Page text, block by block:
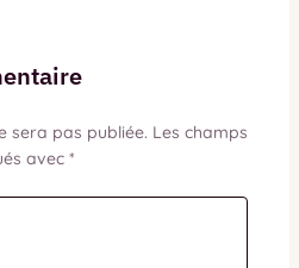
sera pas publiée. Les champs
avec *